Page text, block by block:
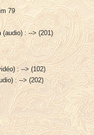
79
(audio) : --> (201)
: --> (102)
: --> (202)